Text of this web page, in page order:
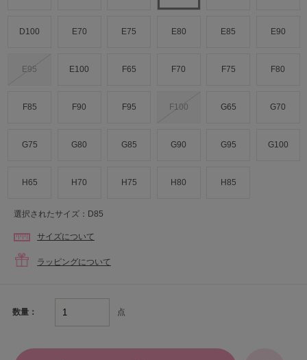
D100 E70 E75 E80 E85 E90
E95 E100 F65 F70 F75 F80
F85 F90 F95 F100 G65 G70
G75 G80 G85 G90 G95 G100
H65 H70 H75 H80 H85
選択されたサイズ：D85
サイズについて
ラッピングについて
数量： 点